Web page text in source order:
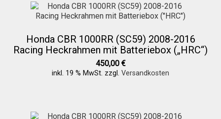
Honda CBR 1000RR (SC59) 2008-2016
Racing Heckrahmen mit Batteriebox („HRC“)
450,00 €
inkl. 19 % MwSt. zzgl. Versandkosten